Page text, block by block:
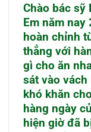
Chào bác sỹ
Em năm
hoàn chỉnh
thẳng với
gì cho ăn
sát vào
khó khăn
hàng ngày
hiện giờ đã